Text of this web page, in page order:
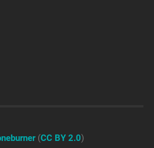
(CC BY 2.0)